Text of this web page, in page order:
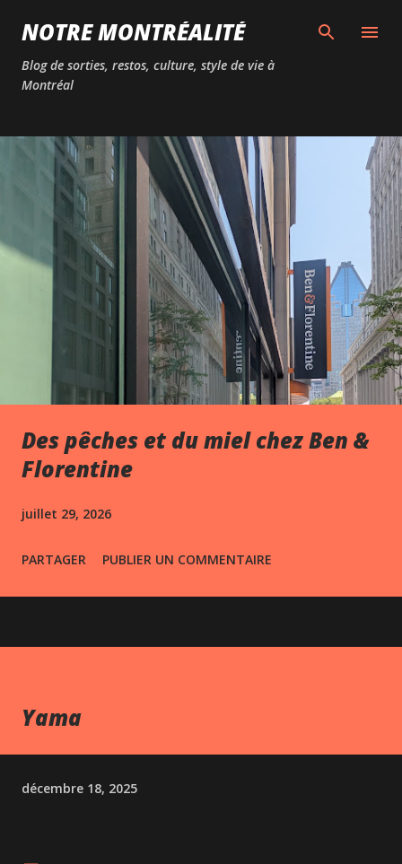
Passer au contenu principal
NOTRE MONTRÉALITÉ
Blog de sorties, restos, culture, style de vie à
Montréal
Des pêches et du miel chez Ben &
Florentine
juillet 29, 2026
PARTAGER PUBLIER UN COMMENTAIRE
Yama
décembre 18, 2025